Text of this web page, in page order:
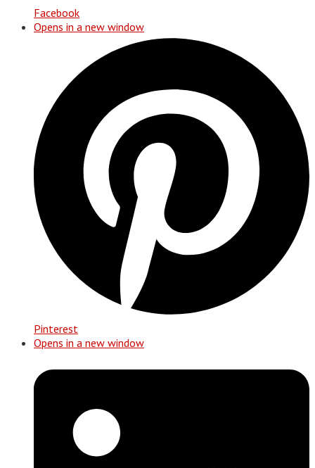
Facebook
Opens in a new window
Pinterest
Opens in a new window